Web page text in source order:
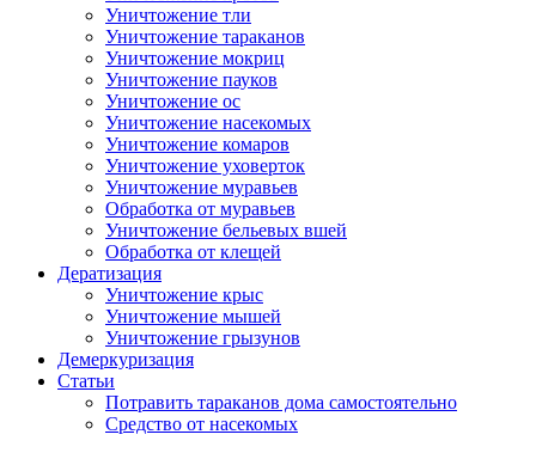
Уничтожение тли
Уничтожение тараканов
Уничтожение мокриц
Уничтожение пауков
Уничтожение ос
Уничтожение насекомых
Уничтожение комаров
Уничтожение уховерток
Уничтожение муравьев
Обработка от муравьев
Уничтожение бельевых вшей
Обработка от клещей
Дератизация
Уничтожение крыс
Уничтожение мышей
Уничтожение грызунов
Демеркуризация
Статьи
Потравить тараканов дома самостоятельно
Средство от насекомых